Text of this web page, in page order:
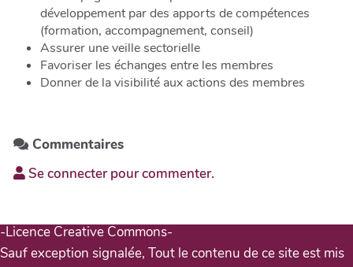
développement par des apports de compétences
(formation, accompagnement, conseil)
Assurer une veille sectorielle
Favoriser les échanges entre les membres
Donner de la visibilité aux actions des membres
Commentaires
Se connecter pour commenter.
-Licence Creative Commons-
Sauf exception signalée, Tout le contenu de ce site est mis